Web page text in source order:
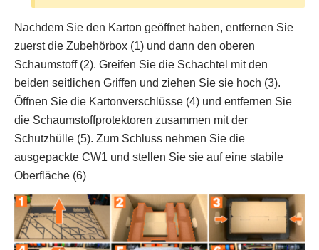
Nachdem Sie den Karton geöffnet haben, entfernen Sie
zuerst die Zubehörbox (1) und dann den oberen
Schaumstoff (2). Greifen Sie die Schachtel mit den
beiden seitlichen Griffen und ziehen Sie sie hoch (3).
Öffnen Sie die Kartonverschlüsse (4) und entfernen Sie
die Schaumstoffprotektoren zusammen mit der
Schutzhülle (5). Zum Schluss nehmen Sie die
ausgepackte CW1 und stellen Sie sie auf eine stabile
Oberfläche (6)